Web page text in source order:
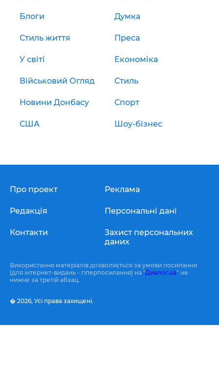
Блоги Думка
Стиль життя Преса
У світі Економіка
Військовий Огляд Стиль
Новини Донбасу Спорт
США Шоу-бізнес
Про проект
Редакція
Контакти
Реклама
Персональні дані
Захист персональних
даних
Використання матеріалів дозволяється за умови посилання
(для інтернет-видань - гіперпосилання) на "Диалог.ua" не
нижче за третій абзац.
� 2026, Усі права захищені.